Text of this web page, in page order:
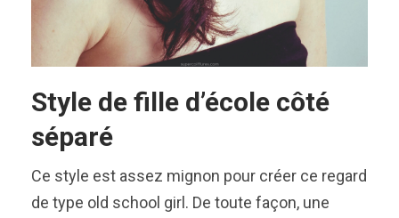
Style de fille d’école côté
séparé
Ce style est assez mignon pour créer ce regard
de type old school girl. De toute façon, une